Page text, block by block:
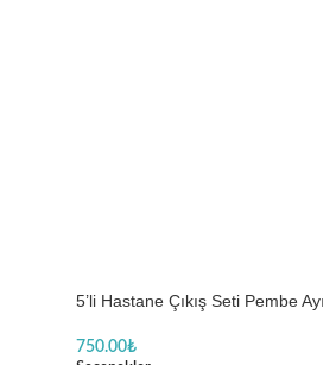
5’li Hastane Çıkış Seti Pembe
750.00₺